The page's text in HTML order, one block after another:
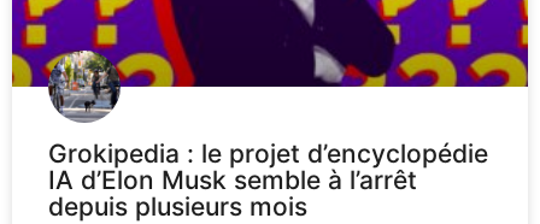
Grokipedia : le projet d’encyclopédie
IA d’Elon Musk semble à l’arrêt
depuis plusieurs mois